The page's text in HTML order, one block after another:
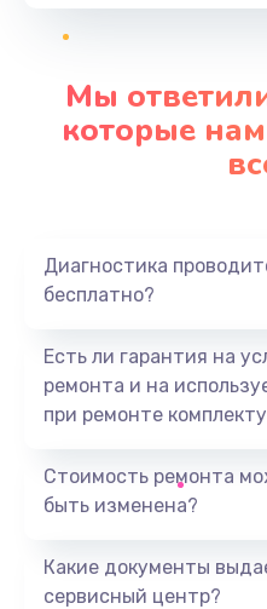
от
Замена
от
от
от
Замена
Мы
которые
Диагностика
бесплатно?
Есть ли гарантия на
ремонта и на
при ремонте
Стоимость ремонта
быть изменена?
Какие документы
сервисный центр?